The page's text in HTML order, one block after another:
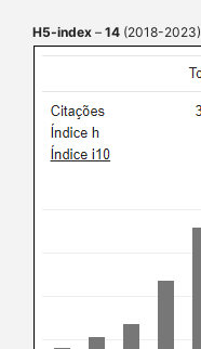
H5-index – 14 (2018-2023)